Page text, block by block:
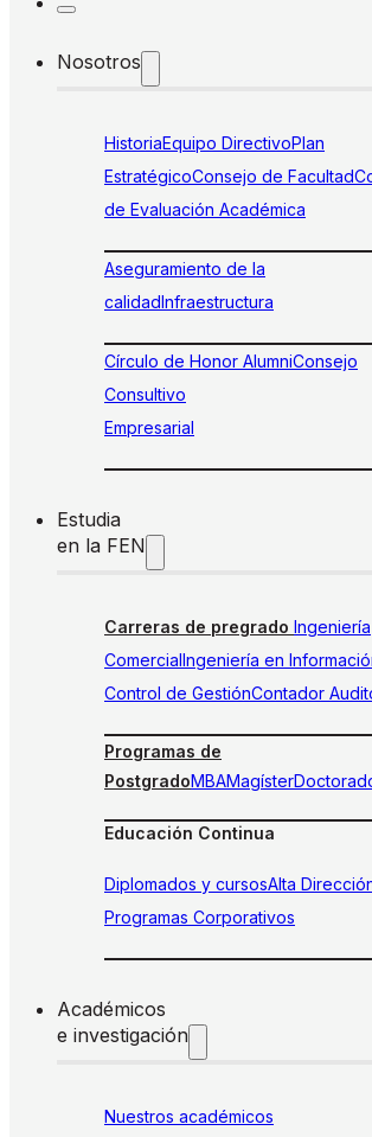
Nosotros
HistoriaEquipo DirectivoPlan
EstratégicoConsejo de Facultad
de Evaluación Académica
Aseguramiento de la
calidadInfraestructura
Círculo de Honor AlumniConsejo
Consultivo
Empresarial
Estudia
en la FEN
Carreras de pregrado Ingeniería
ComercialIngeniería en
Control de GestiónContador
Programas de
PostgradoMBAMagíster
Educación Continua
Diplomados y cursosAlta
Programas Corporativos
Académicos
e investigación
Nuestros académicos